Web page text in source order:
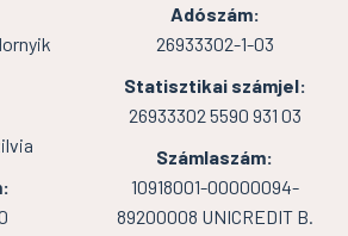
Adószám:
26933302-1-03
Statisztikai számjel:
26933302 5590 931 03
Számlaszám:
10918001-00000094-
89200008 UNICREDIT B.